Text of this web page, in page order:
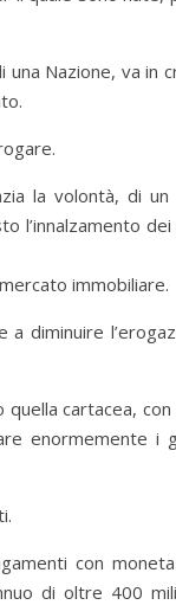
Nazione, va in
la volontà, di un
l’innalzamento
immobiliare.
diminuire
cartacea, con
enormemente i
con
di oltre 400